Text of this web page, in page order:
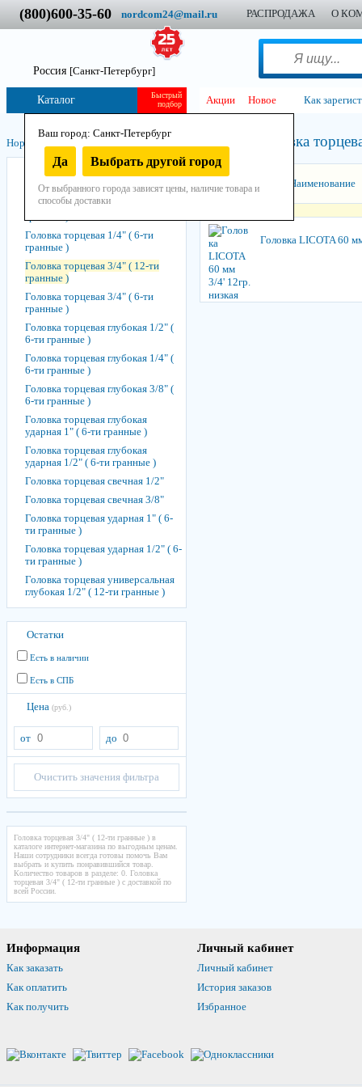
(800)600-35-60 nordcom24@mail.ru РАСПРОДАЖА О
Россия [Санкт-Петербург]
Ваш город: Санкт-Петербург
Да Выбрать другой город
От выбранного города зависят цены, наличие товара и
способы доставки
Быстрый
подбор
Каталог Акции Новое Как
Нордком Инструмент Ручной / Торцевой Головка
Головка торцевая 1" ( 6-ти
гранные )
Головка торцевая 1/2" ( 6-ти
Головка торцевая 1/4" ( 6-ти
гранные )
Головка торцевая 3/4" ( 12-ти
гранные )
Головка торцевая 3/4" ( 6-ти
гранные )
Головка торцевая глубокая 1/2" (
6-ти гранные )
Головка торцевая глубокая 1/4" (
6-ти гранные )
Головка торцевая глубокая 3/8" (
6-ти гранные )
Головка торцевая глубокая
ударная 1" ( 6-ти гранные )
Головка торцевая глубокая
ударная 1/2" ( 6-ти гранные )
Головка торцевая свечная 1/2"
Головка торцевая свечная 3/8"
Головка торцевая ударная 1" ( 6-
ти гранные )
Головка торцевая ударная 1/2" ( 6-
ти гранные )
Головка торцевая универсальная
глубокая 1/2" ( 12-ти гранные )
Остатки
Есть в наличии
Есть в СПБ
Цена (руб.)
от до
Очистить значения фильтра
Головка торцевая 3/4" ( 12-ти гранные ) в
каталоге интернет-магазина по выгодным ценам.
Наши сотрудники всегда готовы помочь Вам
выбрать и купить понравившийся товар.
Количество товаров в разделе: 0. Головка
торцевая 3/4" ( 12-ти гранные ) с доставкой по
всей России.
Наименование
Головка LICOTA 60
Информация
Как заказать
Как оплатить
Как получить
Личный кабинет
Личный кабинет
История заказов
Избранное